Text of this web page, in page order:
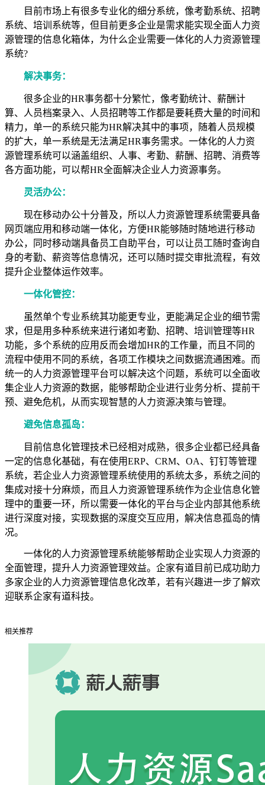
目前市场上有很多专业化的细分系统，像考勤系统、招聘
系统、培训系统等，但目前更多企业是需求能实现全面人力资
源管理的信息化箱体，为什么企业需要一体化的人力资源管理
系统?
解决事务：
很多企业的HR事务都十分繁忙，像考勤统计、薪酬计
算、人员档案录入、人员招聘等工作都是要耗费大量的时间和
精力，单一的系统只能为HR解决其中的事项，随着人员规模
的扩大，单一系统是无法满足HR事务需求。一体化的人力资
源管理系统可以涵盖组织、人事、考勤、薪酬、招聘、消费等
各方面功能，可以帮HR全面解决企业人力资源事务。
灵活办公：
现在移动办公十分普及，所以人力资源管理系统需要具备
网页端应用和移动端一体化，方便HR能够随时随地进行移动
办公，同时移动端具备员工自助平台，可以让员工随时查询自
身的考勤、薪资等信息情况，还可以随时提交审批流程，有效
提升企业整体运作效率。
一体化管控：
虽然单个专业系统其功能更专业，更能满足企业的细节需
求，但是用多种系统来进行诸如考勤、招聘、培训管理等HR
功能，多个系统的应用反而会增加HR的工作量，而且不同的
流程中使用不同的系统，各项工作模块之间数据流通困难。而
统一的人力资源管理平台可以解决这个问题，系统可以全面收
集企业人力资源的数据，能够帮助企业进行业务分析、提前干
预、避免危机，从而实现智慧的人力资源决策与管理。
避免信息孤岛：
目前信息化管理技术已经相对成熟，很多企业都已经具备
一定的信息化基础，有在使用ERP、 CRM、 OA、钉钉等管理
系统，若企业人力资源管理系统使用的系统太多，系统之间的
集成对接十分麻烦，而且人力资源管理系统作为企业信息化管
理中的重要一环，所以需要一体化的平台与企业内部其他系统
进行深度对接，实现数据的深度交互应用，解决信息孤岛的情
况。
一体化的人力资源管理系统能够帮助企业实现人力资源的
全面管理，提升人力资源管理效益。企家有道目前已成功助力
多家企业的人力资源管理信息化改革，若有兴趣进一步了解欢
迎联系企家有道科技。
相关推荐